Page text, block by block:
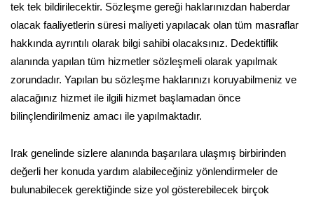
tek tek bildirilecektir. Sözleşme gereği haklarınızdan haberdar
olacak faaliyetlerin süresi maliyeti yapılacak olan tüm masraflar
hakkında ayrıntılı olarak bilgi sahibi olacaksınız. Dedektiflik
alanında yapılan tüm hizmetler sözleşmeli olarak yapılmak
zorundadır. Yapılan bu sözleşme haklarınızı koruyabilmeniz ve
alacağınız hizmet ile ilgili hizmet başlamadan önce
bilinçlendirilmeniz amacı ile yapılmaktadır.
Irak genelinde sizlere alanında başarılara ulaşmış birbirinden
değerli her konuda yardım alabileceğiniz yönlendirmeler de
bulunabilecek gerektiğinde size yol gösterebilecek birçok